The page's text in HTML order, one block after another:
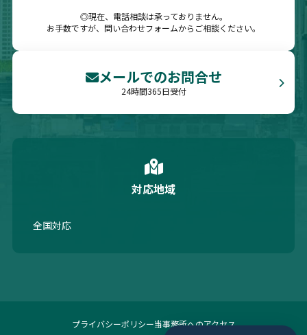
◎現在、電話相談は承っておりません。
お手数ですが、問い合わせフォームからご相談ください。
メールでのお問合せ
24時間365日受付
対応地域
全国対応
プライバシーポリシー当事務所へのアクセス